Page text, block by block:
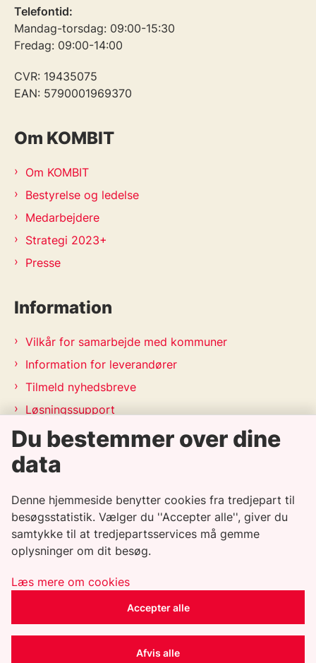
Telefontid:
Mandag-torsdag: 09:00-15:30
Fredag: 09:00-14:00
CVR: 19435075
EAN: 5790001969370
Om KOMBIT
Om KOMBIT
Bestyrelse og ledelse
Medarbejdere
Strategi 2023+
Presse
Information
Vilkår for samarbejde med kommuner
Information for leverandører
Tilmeld nyhedsbreve
Løsningssupport
Releasekalender
APV-handleplan 2026
Genveje
Informationssikkerhedspolitik
Tilgængelighedserklæring
Whistleblowerordning
Cookiepolitik
Du bestemmer over dine
data
Denne hjemmeside benytter cookies fra tredjepart til
besøgsstatistik. Vælger du ''Accepter alle'', giver du
samtykke til at tredjepartsservices må gemme
oplysninger om dit besøg.
Læs mere om cookies
Accepter alle
Afvis alle